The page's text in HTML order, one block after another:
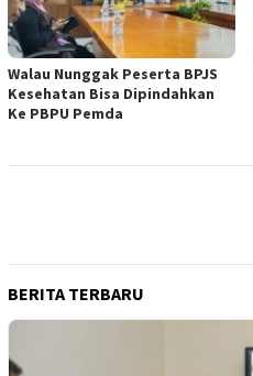
Walau Nunggak Peserta BPJS
Kesehatan Bisa Dipindahkan
Ke PBPU Pemda
BERITA TERBARU